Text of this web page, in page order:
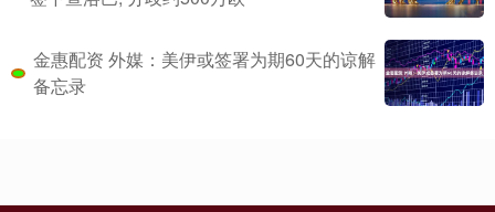
金惠配资 外媒：美伊或签署为期60天的谅解
备忘录